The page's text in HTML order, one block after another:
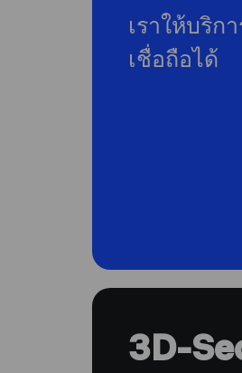
เราให้บริก
เชื่อถือได้
3D-